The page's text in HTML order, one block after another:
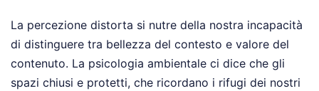
La percezione distorta si nutre della nostra incapacità
di distinguere tra bellezza del contesto e valore del
contenuto. La psicologia ambientale ci dice che gli
spazi chiusi e protetti, che ricordano i rifugi dei nostri